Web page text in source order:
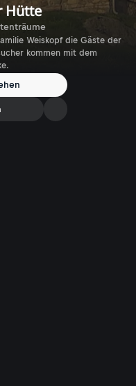
Hütte
Weiskopf die Gäste der
kommen mit dem